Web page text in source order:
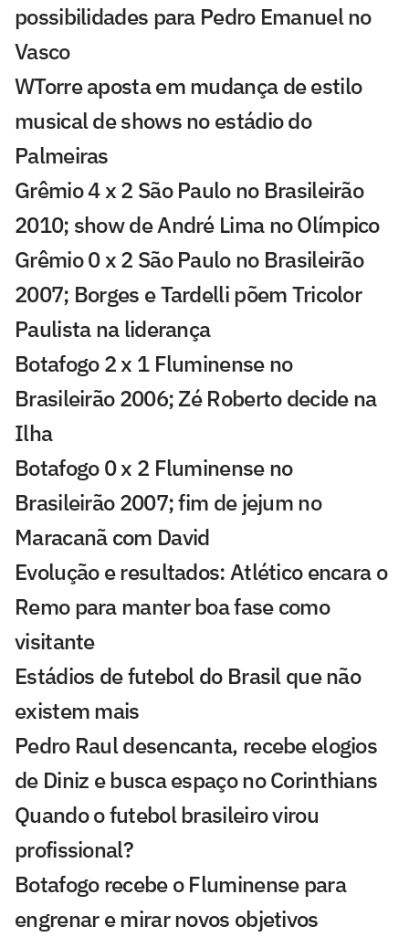
possibilidades para Pedro Emanuel no
Vasco
WTorre aposta em mudança de estilo
musical de shows no estádio do
Palmeiras
Grêmio 4 x 2 São Paulo no Brasileirão
2010; show de André Lima no Olímpico
Grêmio 0 x 2 São Paulo no Brasileirão
2007; Borges e Tardelli põem Tricolor
Paulista na liderança
Botafogo 2 x 1 Fluminense no
Brasileirão 2006; Zé Roberto decide na
Ilha
Botafogo 0 x 2 Fluminense no
Brasileirão 2007; fim de jejum no
Maracanã com David
Evolução e resultados: Atlético encara o
Remo para manter boa fase como
visitante
Estádios de futebol do Brasil que não
existem mais
Pedro Raul desencanta, recebe elogios
de Diniz e busca espaço no Corinthians
Quando o futebol brasileiro virou
profissional?
Botafogo recebe o Fluminense para
engrenar e mirar novos objetivos